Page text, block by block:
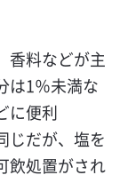
香料などが主
は1％未満な
に便利
じだが、塩を
飲処置がされ